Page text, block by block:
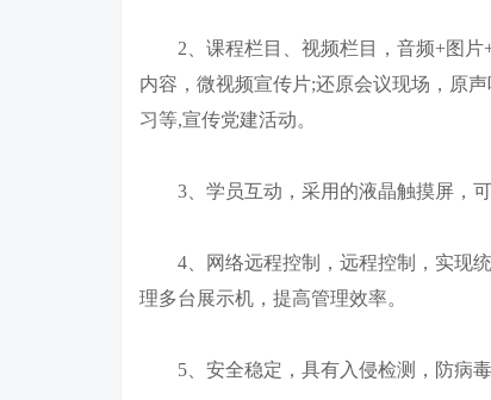
2、课程栏目、视频栏目，音频+图片+
内容，微视频宣传片;还原会议现场，原
习等,宣传党建活动。
3、学员互动，采用的液晶触摸屏，可
4、网络远程控制，远程控制，实现统
理多台展示机，提高管理效率。
5、安全稳定，具有入侵检测，防病毒